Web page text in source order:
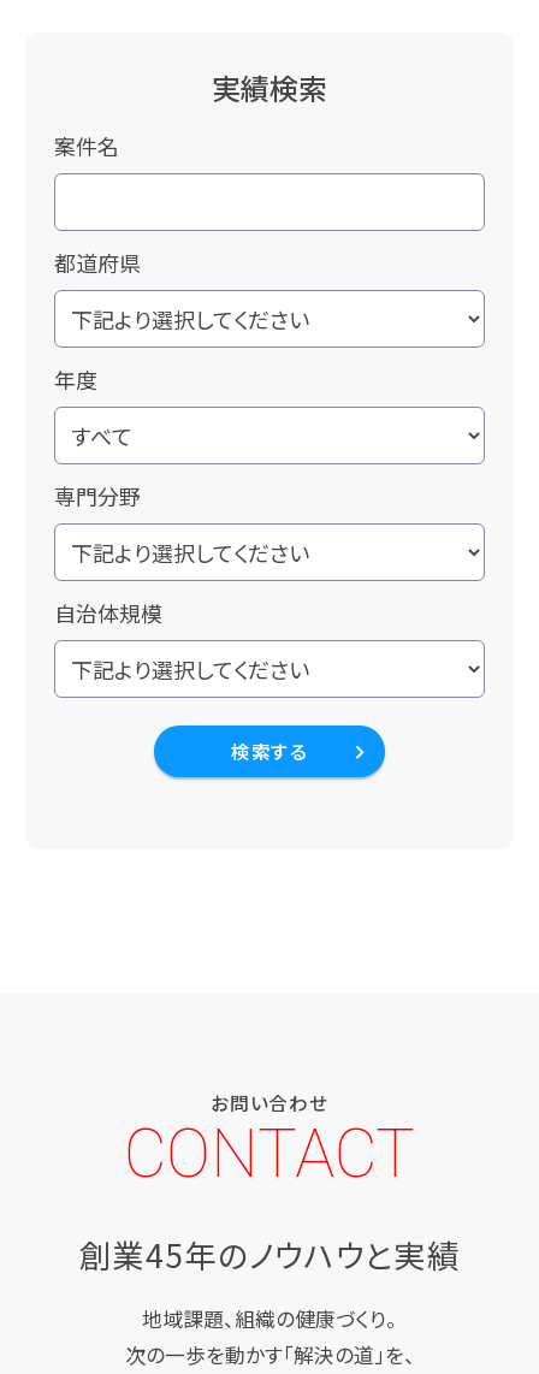
実績検索
案件名
都道府県
年度
専門分野
自治体規模
検索する
お問い合わせ
CONTACT
創業45年のノウハウと実績
地域課題、組織の健康づくり。
次の一歩を動かす「解決の道」を、